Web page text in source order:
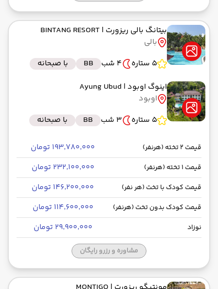
بیتانگ بالی ریزورت | BINTANG RESORT
بالی
5 ستاره
4 شب BB
با صبحانه
اینوگ اوبود | Ayung Ubud
اوبود
5 ستاره
3 شب BB با صبحانه
قیمت 2 تخته (هرنفر) ۱۹۳٬۷۸۰٬۰۰۰ تومان
قیمت 1 تخته (هرنفر) ۲۳۲٬۱۰۰٬۰۰۰ تومان
قیمت کودک با تخت (هر نفر) ۱۴۶٬۲۰۰٬۰۰۰ تومان
قیمت کودک بدون تخت (هرنفر) ۱۱۴٬۶۰۰٬۰۰۰ تومان
نوزاد ۲۹٬۹۰۰٬۰۰۰ تومان
مشاوره و رزرو رایگان